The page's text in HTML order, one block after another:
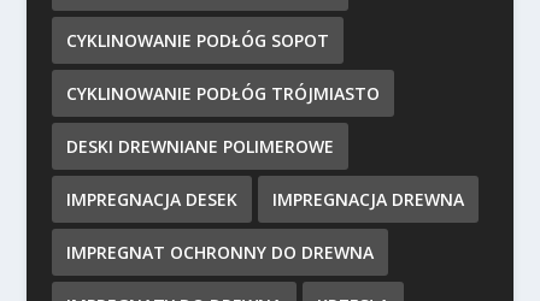
CYKLINOWANIE PODŁÓG SOPOT
CYKLINOWANIE PODŁÓG TRÓJMIASTO
DESKI DREWNIANE POLIMEROWE
IMPREGNACJA DESEK IMPREGNACJA DREWNA
IMPREGNAT OCHRONNY DO DREWNA